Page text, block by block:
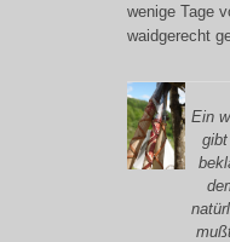
wenige Tage
waidgerecht
Ein